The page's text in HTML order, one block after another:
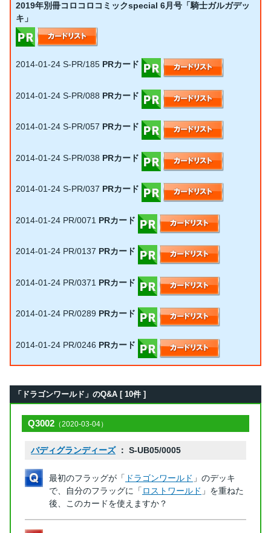
2019年別冊コロコロコミックspecial 6月号「騎士ガルガデッ
キ」
2014-01-24 S-PR/185 PRカード
2014-01-24 S-PR/088 PRカード
2014-01-24 S-PR/057 PRカード
2014-01-24 S-PR/038 PRカード
2014-01-24 S-PR/037 PRカード
2014-01-24 PR/0071 PRカード
2014-01-24 PR/0137 PRカード
2014-01-24 PR/0371 PRカード
2014-01-24 PR/0289 PRカード
2014-01-24 PR/0246 PRカード
「ドラゴンワールド」のQ&A [ 10件 ]
Q3002 （2020-03-04）
バディグランディーズ： S-UB05/0005
最初のフラッグが「 ドラゴンワールド 」のデッキ
で、自分のフラッグに「 ロストワールド 」を重ねた
後、このカードを使えますか？